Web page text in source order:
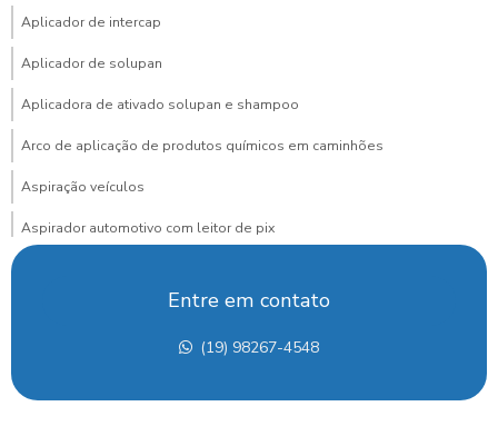
Aplicador de intercap
Aplicador de solupan
Aplicadora de ativado solupan e shampoo
Arco de aplicação de produtos químicos em caminhões
Aspiração veículos
Aspirador automotivo com leitor de pix
Aspirador de carros para lava rapido
Aspirador de carros portátil preço
Entre em contato
(19) 98267-4548